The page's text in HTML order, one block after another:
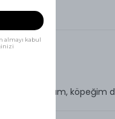
ediyorum, köpeğim
almayı kabul